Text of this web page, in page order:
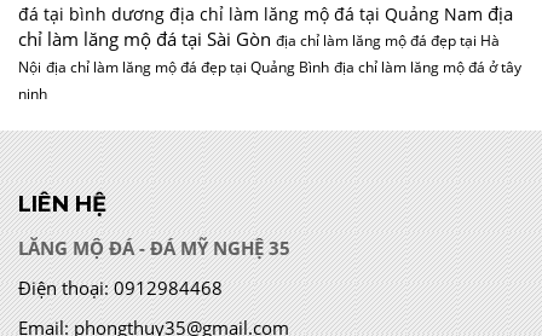
đá tại bình dương địa chỉ làm lăng mộ đá tại Quảng Nam địa
chỉ làm lăng mộ đá tại Sài Gòn địa chỉ làm lăng mộ đá đẹp tại Hà
Nội địa chỉ làm lăng mộ đá đẹp tại Quảng Bình địa chỉ làm lăng mộ đá ở tây
ninh
LIÊN HỆ
LĂNG MỘ ĐÁ - ĐÁ MỸ NGHỆ 35
Điện thoại: 0912984468
Email: phongthuy35@gmail.com